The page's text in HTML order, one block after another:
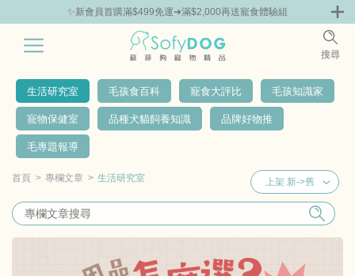
✨新會員首購滿$499免運➜滿$2,000再送寵食體驗組
搜尋
鮮 零食專區 飼料 | 凍乾優惠組 主食罐 | 餐包優惠 團購優惠
生活研究室 毛孩食百科 寵食大評比 毛孩知識家
寵物保健室 品種犬貓飼養知識 品牌好物推
毛專題報導
首頁 專欄文章 生活研究室